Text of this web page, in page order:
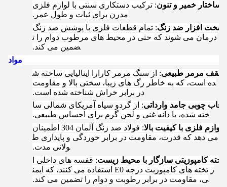
ساختار خمیر و تنون: ترکیب دستکاری سنتی با لوازم فلزی
مدرن برای ثبات و طول عمر.
سخت افزار ضد زنگ: تمام قطعات فلزی با پوشش ضد زنگ
درمان می شوند که حتی در محیط های مرطوب دوام را ت
ضمین می کند.
مواد
سقف مرمر طبیعی: از سنگ مرمر کارارا ایتالیایی ساخته ش
ده است، که به خاطر رگ های زیبا، سختی بالا و مقاومت
در برابر خراش شناخته شده است.
قاب چوبی جامد وارداتی: از گردو سیاه آمریکای شمالی سا
خته شده، با دانه غنی و لحن گرم برای احساس طبیعی.
لوازم فلزی با کیفیت بالا
: فولاد ضد زنگ آلمان 304 اطمینان
می دهد که قدرت، مقاومت در برابر خوردگی و پایداری ط
ولانی مدت.
تخته کامپوزیتی سازگار با محیط زیست: قفسه های داخلی ا
ز تخته های کامپوزیت درجه E0 استفاده می کنند، که ایمن
ی، مقاومت در برابر رطوبت و دوام را تضمین می کند.